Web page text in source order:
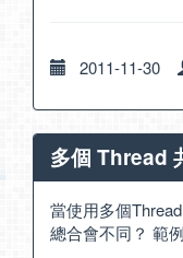
2011-11-30
多個 Thread
當使用多個
總合會不同？ 範